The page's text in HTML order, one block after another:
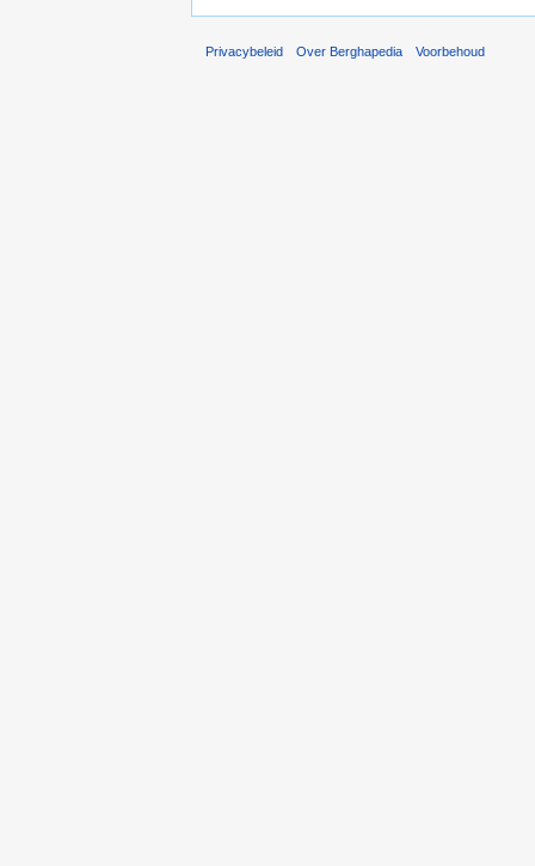
Privacybeleid Over Berghapedia Voorbehoud